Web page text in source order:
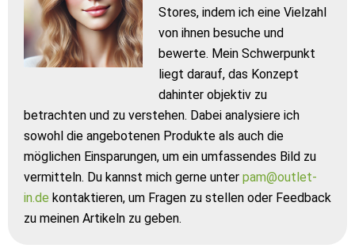
Stores, indem ich eine Vielzahl
von ihnen besuche und
bewerte. Mein Schwerpunkt
liegt darauf, das Konzept
dahinter objektiv zu
betrachten und zu verstehen. Dabei analysiere ich
sowohl die angebotenen Produkte als auch die
möglichen Einsparungen, um ein umfassendes Bild zu
vermitteln. Du kannst mich gerne unter pam@outlet-
in.de kontaktieren, um Fragen zu stellen oder Feedback
zu meinen Artikeln zu geben.